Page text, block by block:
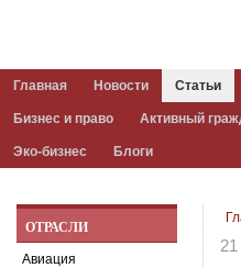
Главная Новости Статьи
Бизнес и право Активный
Эко-бизнес Блоги
ОТРАСЛИ
Авиация